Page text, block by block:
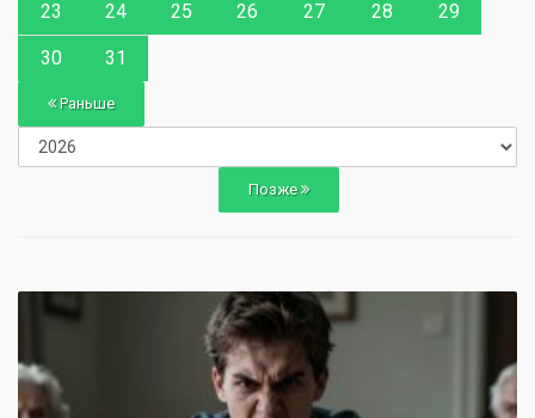
23 24 25 26 27 28 29
30 31
Раньше
Позже